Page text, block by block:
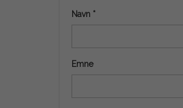
Navn *
Emne